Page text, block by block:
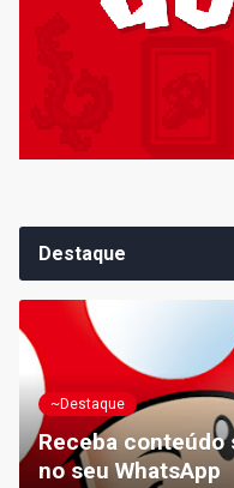
Destaque
~Destaque
Receba conteúdo
no seu WhatsApp